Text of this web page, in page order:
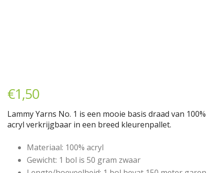
€1,50
Lammy Yarns No. 1 is een mooie basis draad van 100%
acryl verkrijgbaar in een breed kleurenpallet.
Materiaal: 100% acryl
Gewicht: 1 bol is 50 gram zwaar